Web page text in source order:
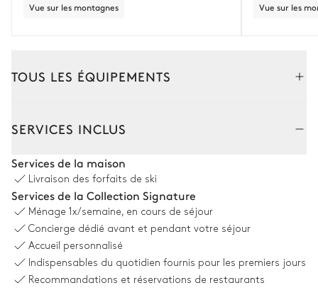
Vue sur les montagnes Vue sur les
TOUS LES ÉQUIPEMENTS
Canapé
Fauteuils
Cheminée
Salle à manger
SERVICES INCLUS
Services de la maison
Livraison des forfaits de ski
Services de la Collection Signature
Ménage 1x/semaine, en cours de séjour
Concierge dédié avant et pendant votre séjour
Accueil personnalisé
Indispensables du quotidien fournis pour les premiers jours
Recommandations et réservations de restaurants